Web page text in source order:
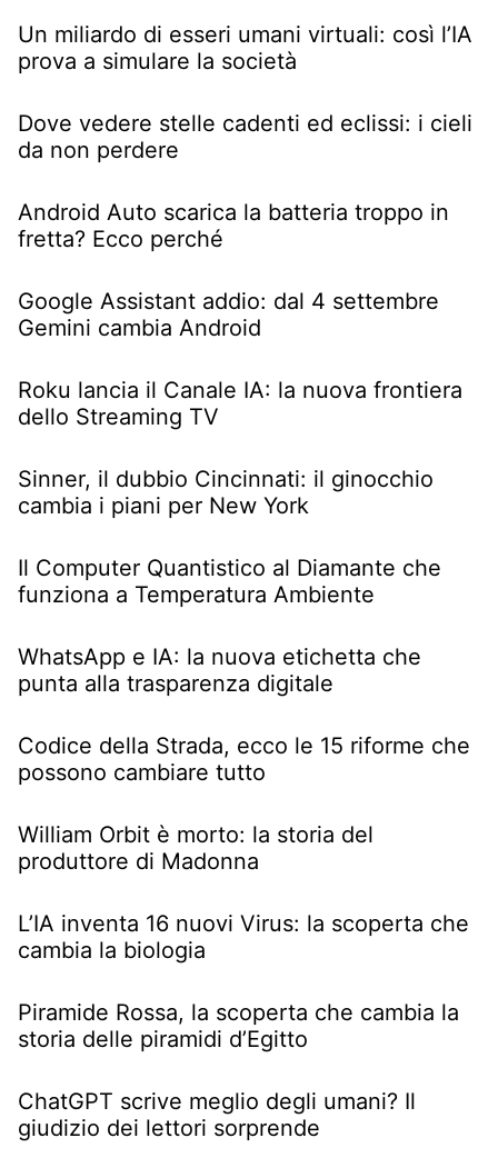
Un miliardo di esseri umani virtuali: così l’IA
prova a simulare la società
Dove vedere stelle cadenti ed eclissi: i cieli
da non perdere
Android Auto scarica la batteria troppo in
fretta? Ecco perché
Google Assistant addio: dal 4 settembre
Gemini cambia Android
Roku lancia il Canale IA: la nuova frontiera
dello Streaming TV
Sinner, il dubbio Cincinnati: il ginocchio
cambia i piani per New York
Il Computer Quantistico al Diamante che
funziona a Temperatura Ambiente
WhatsApp e IA: la nuova etichetta che
punta alla trasparenza digitale
Codice della Strada, ecco le 15 riforme che
possono cambiare tutto
William Orbit è morto: la storia del
produttore di Madonna
L’IA inventa 16 nuovi Virus: la scoperta che
cambia la biologia
Piramide Rossa, la scoperta che cambia la
storia delle piramidi d’Egitto
ChatGPT scrive meglio degli umani? Il
giudizio dei lettori sorprende